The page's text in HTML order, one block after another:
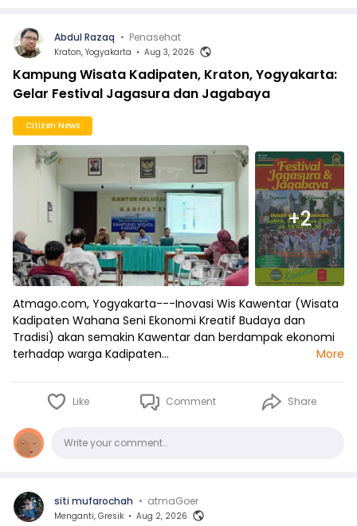
Abdul Razaq • Penasehat
Kraton, Yogyakarta • Aug 3, 2026
Kampung Wisata Kadipaten, Kraton, Yogyakarta:
Gelar Festival Jagasura dan Jagabaya
Citizen News
+2
Atmago.com, Yogyakarta---Inovasi Wis Kawentar (Wisata
Kadipaten Wahana Seni Ekonomi Kreatif Budaya dan
Tradisi) akan semakin Kawentar dan berdampak ekonomi
terhadap warga Kadipaten…
More
Like Comment Share
CommentsWrite your comment…
siti mufarochah • atmaGoer
Menganti, Gresik • Aug 2, 2026